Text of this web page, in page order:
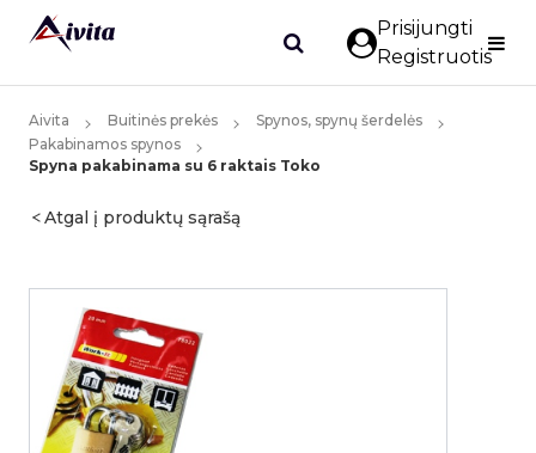
Prisijungti
Registruotis
Aivita Buitinės prekės
Spynos, spynų šerdelės
Pakabinamos spynos
Spyna pakabinama su 6 raktais Toko
Atgal į produktų sąrašą